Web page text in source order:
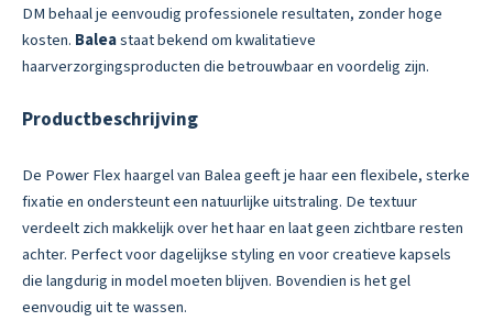
DM behaal je eenvoudig professionele resultaten, zonder hoge
kosten. Baleastaat bekend om kwalitatieve
haarverzorgingsproducten die betrouwbaar en voordelig zijn.
Productbeschrijving
De Power Flex haargel van Balea geeft je haar een flexibele, sterke
fixatie en ondersteunt een natuurlijke uitstraling. De textuur
verdeelt zich makkelijk over het haar en laat geen zichtbare resten
achter. Perfect voor dagelijkse styling en voor creatieve kapsels
die langdurig in model moeten blijven. Bovendien is het gel
eenvoudig uit te wassen.